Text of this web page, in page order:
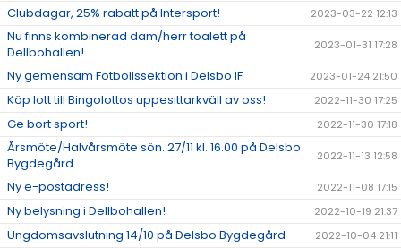
Clubdagar, 25% rabatt på Intersport! 2023-03-22 12:13
Nu finns kombinerad dam/herr toalett på
Dellbohallen!
2023-01-31 17:28
Ny gemensam Fotbollssektion i Delsbo IF 2023-01-24 21:50
Köp lott till Bingolottos uppesittarkväll av oss! 2022-11-30 17:25
Ge bort sport! 2022-11-30 17:18
Årsmöte/Halvårsmöte sön. 27/11 kl. 16.00 på Delsbo
Bygdegård
2022-11-13 12:58
Ny e-postadress! 2022-11-08 17:15
Ny belysning i Dellbohallen! 2022-10-19 21:37
Ungdomsavslutning 14/10 på Delsbo Bygdegård 2022-10-04 21:11